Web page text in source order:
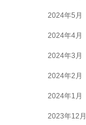
2024年5月
2024年4月
2024年3月
2024年2月
2024年1月
2023年12月